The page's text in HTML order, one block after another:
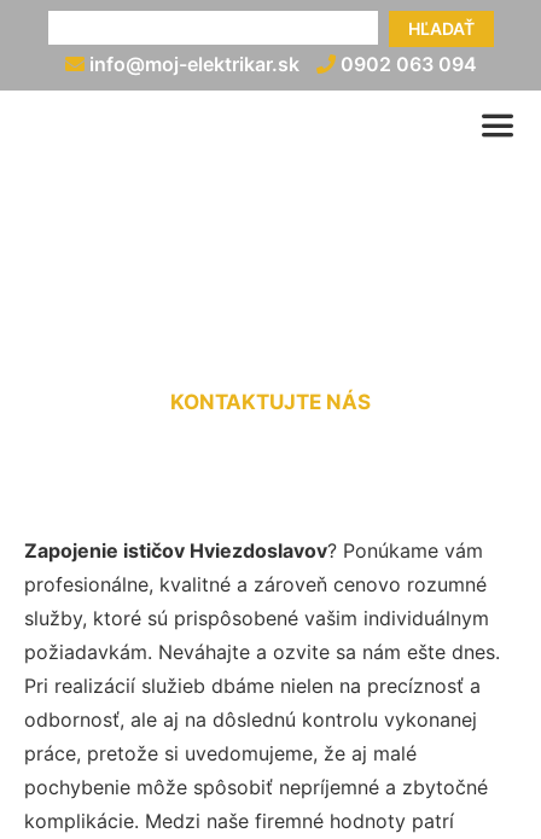
HĽADAŤ
info@moj-elektrikar.sk 0902 063 094
KONTAKTUJTE NÁS
Zapojenie ističov Hviezdoslavov? Ponúkame vám
profesionálne, kvalitné a zároveň cenovo rozumné
služby, ktoré sú prispôsobené vašim individuálnym
požiadavkám. Neváhajte a ozvite sa nám ešte dnes.
Pri realizácií služieb dbáme nielen na precíznosť a
odbornosť, ale aj na dôslednú kontrolu vykonanej
práce, pretože si uvedomujeme, že aj malé
pochybenie môže spôsobiť nepríjemné a zbytočné
komplikácie. Medzi naše firemné hodnoty patrí